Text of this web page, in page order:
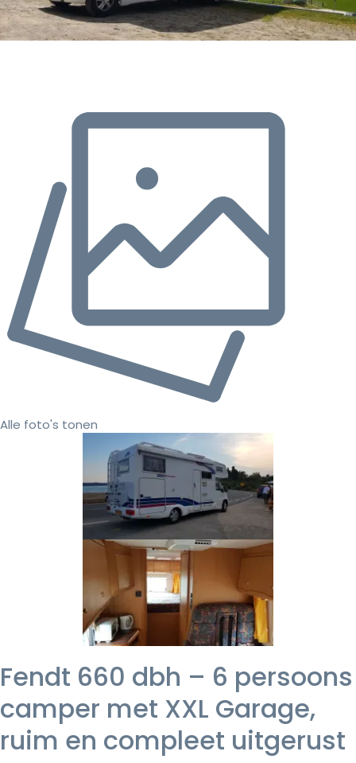
Alle foto's tonen
Fendt 660 dbh – 6 persoons
camper met XXL Garage,
ruim en compleet uitgerust